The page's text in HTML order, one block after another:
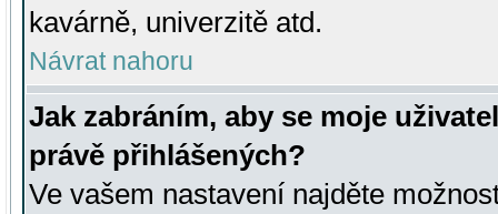
kavárně, univerzitě atd.
Návrat nahoru
Jak zabráním, aby se moje
právě přihlášených?
Ve vašem nastavení najděte